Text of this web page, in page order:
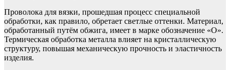
Проволока для вязки, прошедшая процесс специальной
обработки, как правило, обретает светлые оттенки. Материал,
обработанный путём обжига, имеет в марке обозначение «О».
Термическая обработка металла влияет на кристаллическую
структуру, повышая механическую прочность и эластичность
изделия.